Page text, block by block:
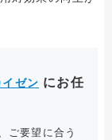
イゼン にお任
ご要望に合う